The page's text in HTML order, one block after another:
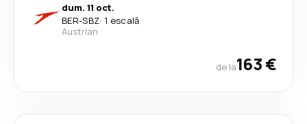
dum. 11 oct.
BER-SBZ· 1 escală
Austrian
de la163 €